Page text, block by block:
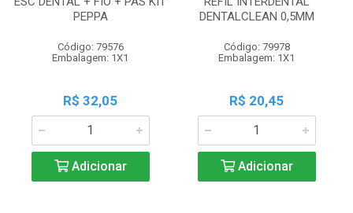
PEPPA
Código: 79576
Embalagem: 1X1
R$ 32,05
Adicionar
DENTALCLEAN 0,5MM
Código: 79978
Embalagem: 1X1
R$ 20,45
Adicionar